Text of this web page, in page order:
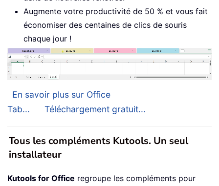
Augmente votre productivité de 50 % et vous fait
économiser des centaines de clics de souris
chaque jour !
En savoir plus sur Office
Tab...
Téléchargement gratuit...
Tous les compléments Kutools. Un seul
installateur
Kutools for Office regroupe les compléments pour